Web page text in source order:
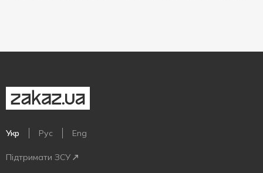
Укр Рус Eng
Підтримати ЗСУ